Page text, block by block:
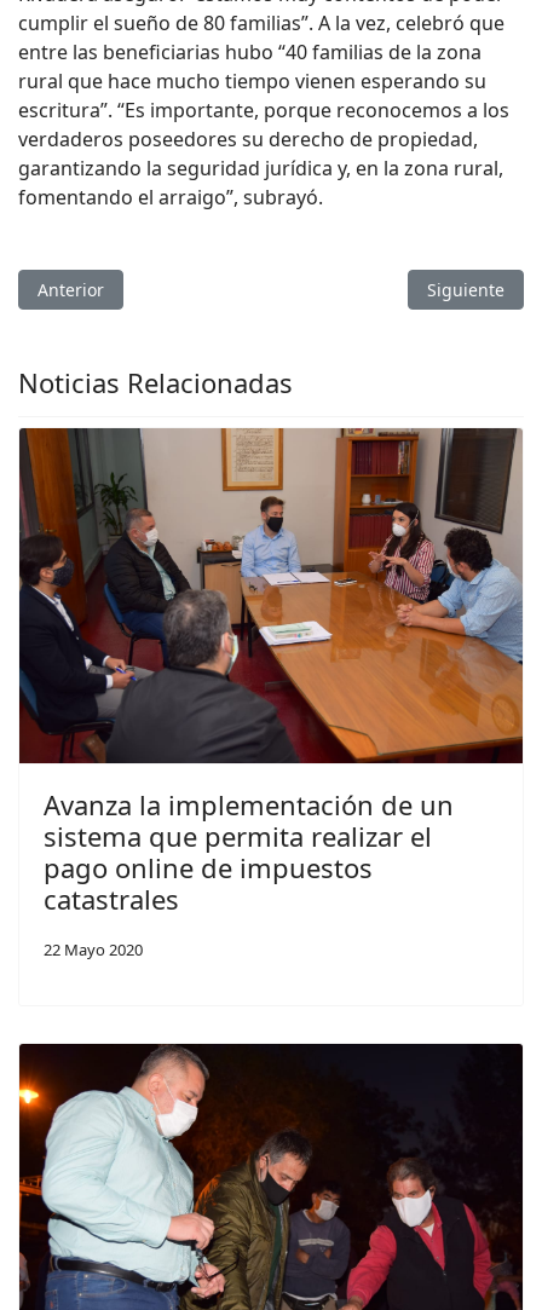
cumplir el sueño de 80 familias”. A la vez, celebró que
entre las beneficiarias hubo “40 familias de la zona
rural que hace mucho tiempo vienen esperando su
escritura”. “Es importante, porque reconocemos a los
verdaderos poseedores su derecho de propiedad,
garantizando la seguridad jurídica y, en la zona rural,
fomentando el arraigo”, subrayó.
Artículo anterior: El Gobierno Provincial avanza en la puesta
Anterior Artículo
Siguiente
Noticias Relacionadas
Avanza la implementación de un
sistema que permita realizar el
pago online de impuestos
catastrales
22 Mayo 2020